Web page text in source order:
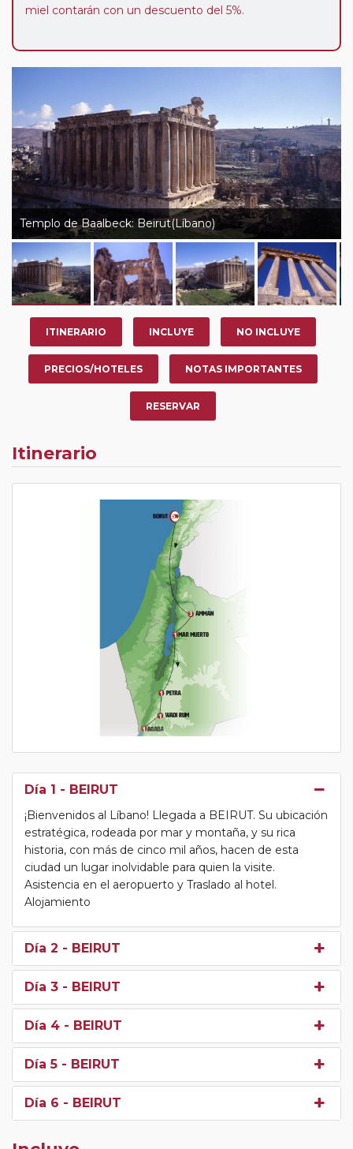
miel contarán con un descuento del 5%.
Templo de Baalbeck: Beirut(Líbano)
ITINERARIO INCLUYE NO INCLUYE
PRECIOS/HOTELES NOTAS IMPORTANTES
RESERVAR
Itinerario
Día 1 - BEIRUT
¡Bienvenidos al Líbano! Llegada a BEIRUT. Su ubicación
estratégica, rodeada por mar y montaña, y su rica
historia, con más de cinco mil años, hacen de esta
ciudad un lugar inolvidable para quien la visite.
Asistencia en el aeropuerto y Traslado al hotel.
Alojamiento
Día 2 - BEIRUT
Día 3 - BEIRUT
Día 4 - BEIRUT
Día 5 - BEIRUT
Día 6 - BEIRUT